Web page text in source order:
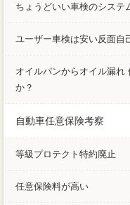
ちょうどいい車検のシステ
ユーザー車検は安い反面自
オイルパンからオイル漏れ
か？
自動車任意保険考察
等級プロテクト特約廃止
任意保険料が高い